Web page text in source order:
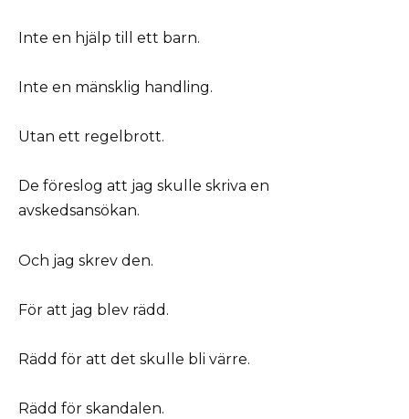
Inte en hjälp till ett barn.
Inte en mänsklig handling.
Utan ett regelbrott.
De föreslog att jag skulle skriva en
avskedsansökan.
Och jag skrev den.
För att jag blev rädd.
Rädd för att det skulle bli värre.
Rädd för skandalen.